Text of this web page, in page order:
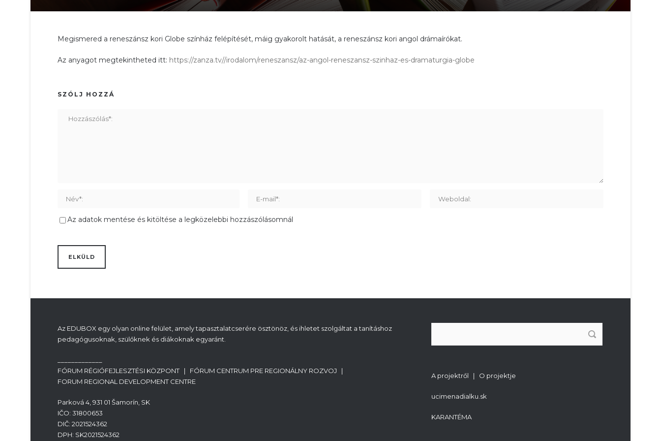
Megismered a reneszánsz kori Globe színház felépítését, máig gyakorolt hatását, a reneszánsz kori angol drámaírókat.
Az anyagot megtekintheted itt: https://zanza.tv//irodalom/reneszansz/az-angol-reneszansz-szinhaz-es-dramaturgia-globe
SZÓLJ HOZZÁ
Az adatok mentése és kitöltése a legközelebbi hozzászólásomnál
Az EDUBOX egy olyan online felület, amely tapasztalatcserére ösztönöz, és ihletet szolgáltat a tanításhoz
pedagógusoknak, szülőknek és diákoknak egyaránt.
FÓRUM RÉGIÓFEJLESZTÉSI KÖZPONT | FÓRUM CENTRUM PRE REGIONÁLNY ROZVOJ |
FORUM REGIONAL DEVELOPMENT CENTRE
Parková 4, 931 01 Šamorín, SK
IČO: 31800653
DIČ: 2021524362
DPH: SK2021524362
A projektről | O projektje
ucimenadialku.sk
KARANTÉMA